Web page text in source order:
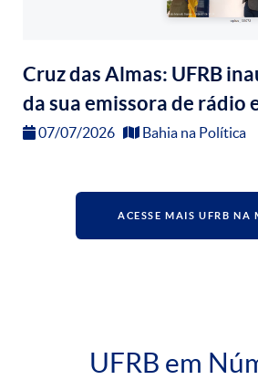
Cruz das Almas: UFRB
da sua emissora de rádio
07/07/2026 Bahia na Política
ACESSE MAIS UFRB NA
UFRB em